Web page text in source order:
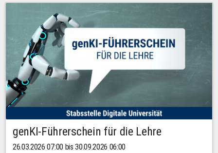
genKI-Führerschein für die Lehre
26.03.2026 07:00 bis 30.09.2026 06:00